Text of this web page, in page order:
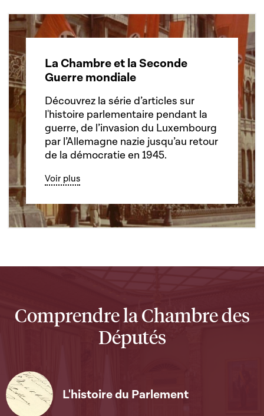
La Chambre et la Seconde
Guerre mondiale
Découvrez la série d’articles sur
l'histoire parlementaire pendant la
guerre, de l’invasion du Luxembourg
par l’Allemagne nazie jusqu’au retour
de la démocratie en 1945.
Voir plus
Comprendre la Chambre des
Députés
L'histoire du Parlement